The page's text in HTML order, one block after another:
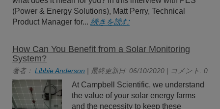
(Power & Energy Solutions), Matt Perry, Technical
Product Manager for... 続きを読む
How Can You Benefit from a Solar Monitoring
System?
著者： Libbie Anderson | 最終更新日: 06/10/2020 | コメント: 0
At Campbell Scientific, we understand
the value of your solar energy farms
and the necessity to keep these